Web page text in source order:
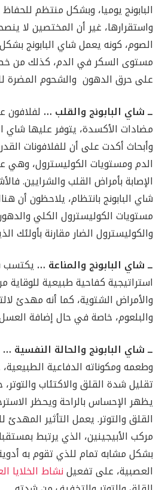
البابونج يوميا، وبشكل منتظم
واستقرارها، غير أن المختصين لا
الصوم، كونه يعمل شاي البابونج
مستوى السكر في الدم، كذلك من
على حرق الدهون والشحوم المضرة
ــ شاي البابونج والقلب …
مضادات الأكسدة، يتوفر عليها شاي
وأبحاث أكدت على أن للفلافونات
الدم ومستويات الكوليسترول، وهي
الإصابة بأمراض القلب والشرايين.
شاي البابونج بانتظام، يلاحظون أن
مستويات الكوليسترول الكلي
والكوليسترول الضار مقارنة بأولئك
ــ شاي البابونج والمناعة … يكتسب
استراتيجية كفاحية طبيعية للوقاية
والأمراض الشتوية، كما أنه مهدئ
والبلعوم، خاصة في حال إضافة
ــ شاي البابونج والحالة النفسية …
وطعمه ومكوناته الدفاعية
تقليل شدة القلق والاكتئاب
يظهر الإحساس بالراحة ويحظر
القلق والتوتر. يعمل التأثير المهدئ
مركب الأبيجينين، الذي يرتبط
بشكل مشابه تمام للذي تقوم به أدوية
العصبية، على تفعيلنشاط الخلايا